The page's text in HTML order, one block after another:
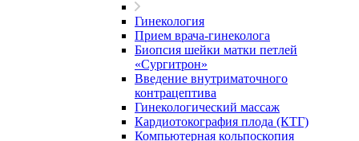
Гинекология
Прием врача-гинеколога
Биопсия шейки матки петлей
«Сургитрон»
Введение внутриматочного
контрацептива
Гинекологический массаж
Кардиотокография плода (КТГ)
Компьютерная кольпоскопия